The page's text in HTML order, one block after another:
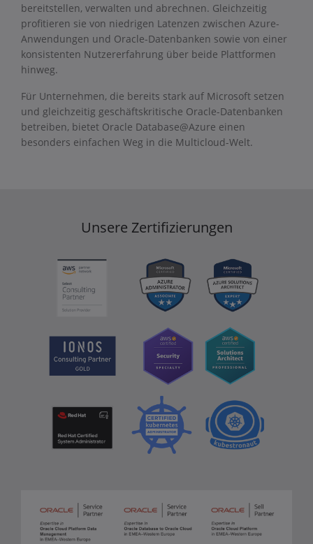
bereitstellen, verwalten und abrechnen. Gleichzeitig
profitieren sie von niedrigen Latenzen zwischen Azure-
Anwendungen und Oracle-Datenbanken sowie von einer
konsistenten Nutzererfahrung über beide Plattformen
hinweg.
Für Unternehmen, die bereits stark auf Microsoft setzen
und gleichzeitig geschäftskritische Oracle-Datenbanken
betreiben, bietet Oracle Database@Azure einen
besonders einfachen Weg in die Multicloud-Welt.
Unsere Zertifizierungen